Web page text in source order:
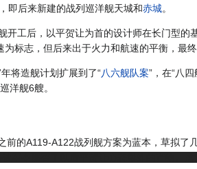
即后来新建的战列巡洋舰天城和赤城。
开工后，以平贺让为首的设计师在长门型的
标志，但后来出于火力和航速的平衡，最
将造舰计划扩展到了“八六舰队案”，在“八
洋舰6艘。
前的A119-A122战列舰方案为蓝本，草拟